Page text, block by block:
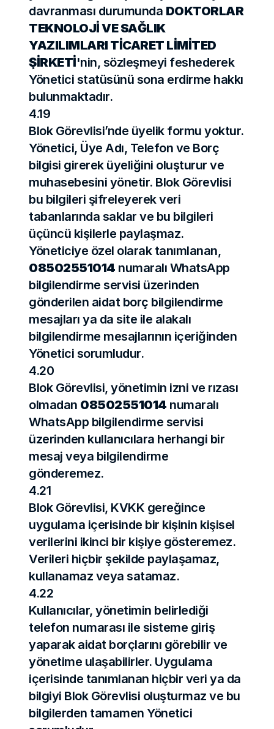
davranması durumunda DOKTORLAR
TEKNOLOJİ VE SAĞLIK
YAZILIMLARI TİCARET LİMİTED
ŞİRKETİ'nin, sözleşmeyi feshederek
Yönetici statüsünü sona erdirme hakkı
bulunmaktadır.
4.19
Blok Görevlisi’nde üyelik formu yoktur.
Yönetici, Üye Adı, Telefon ve Borç
bilgisi girerek üyeliğini oluşturur ve
muhasebesini yönetir. Blok Görevlisi
bu bilgileri şifreleyerek veri
tabanlarında saklar ve bu bilgileri
üçüncü kişilerle paylaşmaz.
08502551014 numaralı WhatsApp
bilgilendirme servisi üzerinden
gönderilen aidat borç bilgilendirme
mesajları ya da site ile alakalı
bilgilendirme mesajlarının içeriğinden
Yönetici sorumludur.
4.20
Blok Görevlisi, yönetimin izni ve rızası
olmadan 08502551014 numaralı
WhatsApp bilgilendirme servisi
üzerinden kullanıcılara herhangi bir
mesaj veya bilgilendirme
gönderemez.
4.21
Blok Görevlisi, KVKK gereğince
uygulama içerisinde bir kişinin kişisel
verilerini ikinci bir kişiye gösteremez.
Verileri hiçbir şekilde paylaşamaz,
kullanamaz veya satamaz.
4.22
Kullanıcılar, yönetimin belirlediği
telefon numarası ile sisteme giriş
yaparak aidat borçlarını görebilir ve
yönetime ulaşabilirler. Uygulama
içerisinde tanımlanan hiçbir veri ya da
bilgiyi Blok Görevlisi oluşturmaz ve bu
bilgilerden tamamen Yönetici